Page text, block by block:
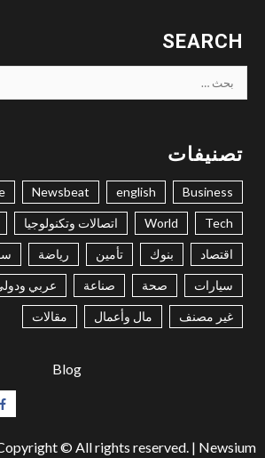
SEARCH
البحث
عن:
تصنيفات
Business
english
Newsbeat
Tech
World اتصالات وتكنولوجيا
اقتصاد بنوك تأمين رياضة
سيارات صحة صناعة عربي
غير مصنف مال وأعمال مقالات
Blog
© All rights reserved. | Newsium